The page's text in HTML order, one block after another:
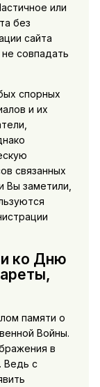
или
без
сайта
совпадать
спорных
и их
связанных
Вы заметили,
ко Дню
памяти о
Войны.
в
Ведь с